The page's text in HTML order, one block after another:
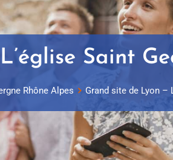
Saint
Rhône Alpes Grand site de Lyon –